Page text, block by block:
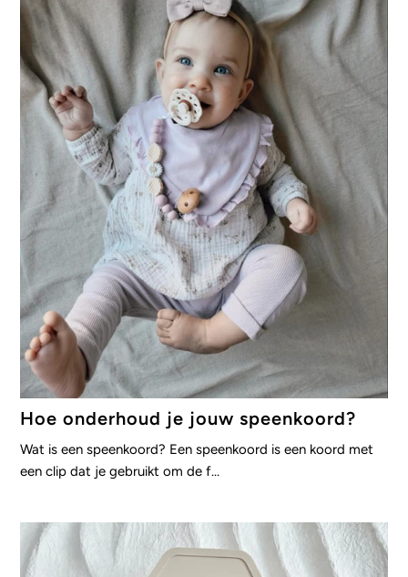
Hoe onderhoud je jouw speenkoord?
Wat is een speenkoord? Een speenkoord is een koord met
een clip dat je gebruikt om de f...